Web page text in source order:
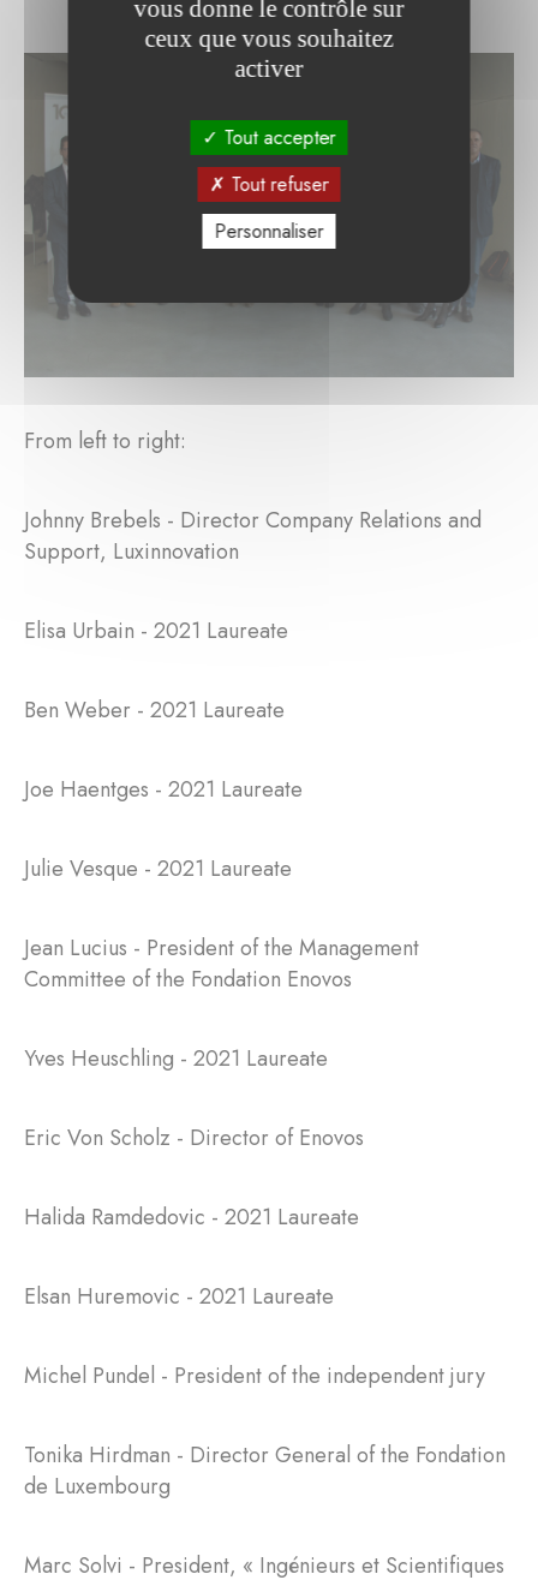
From left to right:
Johnny Brebels - Director Company Relations and
Support, Luxinnovation
Elisa Urbain - 2021 Laureate
Ben Weber - 2021 Laureate
Joe Haentges - 2021 Laureate
Julie Vesque - 2021 Laureate
Jean Lucius - President of the Management
Committee of the Fondation Enovos
Yves Heuschling - 2021 Laureate
Eric Von Scholz - Director of Enovos
Halida Ramdedovic - 2021 Laureate
Elsan Huremovic - 2021 Laureate
Michel Pundel - President of the independent jury
Tonika Hirdman - Director General of the Fondation
de Luxembourg
Marc Solvi - President, « Ingénieurs et Scientifiques
vous donne le contrôle sur
ceux que vous souhaitez
activer
Tout accepter
Tout refuser
Personnaliser